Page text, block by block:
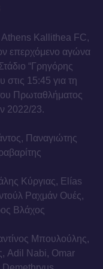
Athens Kallithea FC,
επερχόμενο αγώνα
“Γρηγόρης
15:45 για τη
Πρωταθλήματος
2022/23.
Παναγιώτης
Κύργιας, Elías
Ραχμάν Ουές,
Βλάχος
Μπουλούλης,
Adil Nabi, Omar